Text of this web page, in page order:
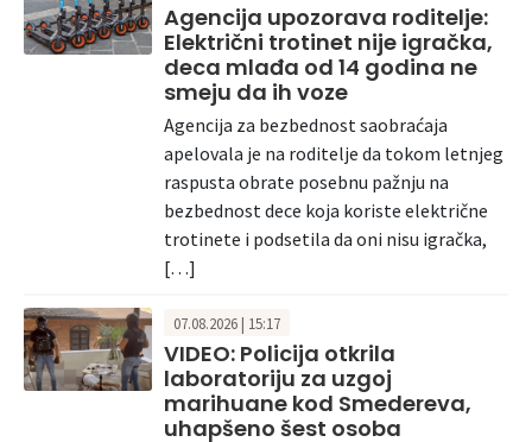
Agencija upozorava roditelje:
Električni trotinet nije igračka,
deca mlađa od 14 godina ne
smeju da ih voze
Agencija za bezbednost saobraćaja
apelovala je na roditelje da tokom letnjeg
raspusta obrate posebnu pažnju na
bezbednost dece koja koriste električne
trotinete i podsetila da oni nisu igračka,
[…]
07.08.2026 | 15:17
VIDEO: Policija otkrila
laboratoriju za uzgoj
marihuane kod Smedereva,
uhapšeno šest osoba